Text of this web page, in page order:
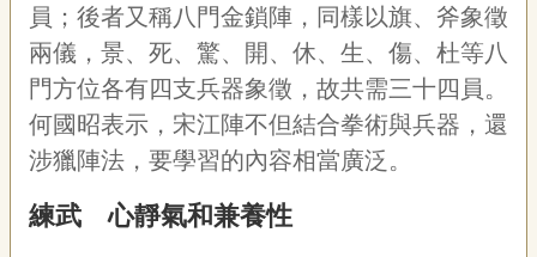
員；後者又稱八門金鎖陣，同樣以旗、斧象徵
兩儀，景、死、驚、開、休、生、傷、杜等八
門方位各有四支兵器象徵，故共需三十四員。
何國昭表示，宋江陣不但結合拳術與兵器，還
涉獵陣法，要學習的內容相當廣泛。
練武 心靜氣和兼養性